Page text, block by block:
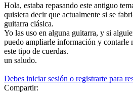
Hola, estaba repasando este antiguo
quisiera decir que actualmente si se
guitarra clásica.
Yo las uso en alguna guitarra, y si
puedo ampliarle información y contarle
este tipo de cuerdas.
un saludo.
Debes iniciar sesión o registrarte para
Compartir: